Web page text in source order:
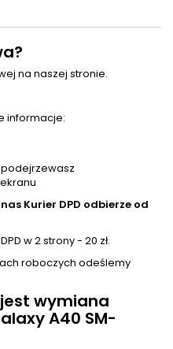
na naszej stronie.
informacje:
Kurier DPD odbierze od
w 2 strony - 20 zł.
roboczych odeślemy
wymiana
A40 SM-